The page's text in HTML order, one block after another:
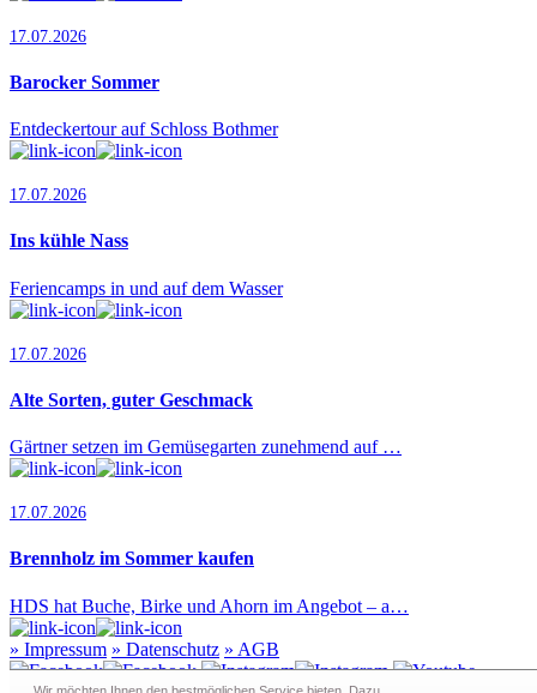
17.07.2026
Barocker Sommer
Entdeckertour auf Schloss Bothmer
17.07.2026
Ins kühle Nass
Feriencamps in und auf dem Wasser
17.07.2026
Alte Sorten, guter Geschmack
Gärtner setzen im Gemüsegarten zunehmend auf …
17.07.2026
Brennholz im Sommer kaufen
HDS hat Buche, Birke und Ahorn im Angebot – a…
» Impressum » Datenschutz » AGB